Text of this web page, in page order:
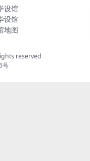
设馆
设馆
地图
reserved
号